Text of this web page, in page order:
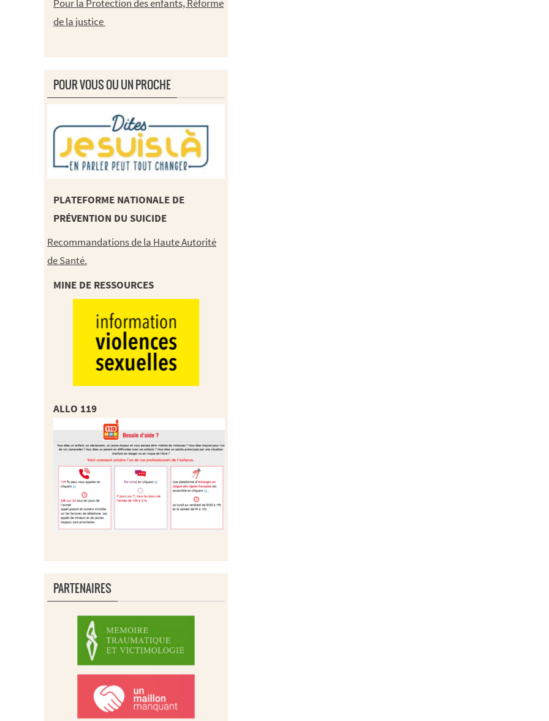
Pour la Protection des enfants, Réforme
de la justice
POUR VOUS OU UN PROCHE
PLATEFORME NATIONALE DE
PRÉVENTION DU SUICIDE
Recommandations de la Haute Autorité
de Santé.
MINE DE RESSOURCES
ALLO 119
PARTENAIRES